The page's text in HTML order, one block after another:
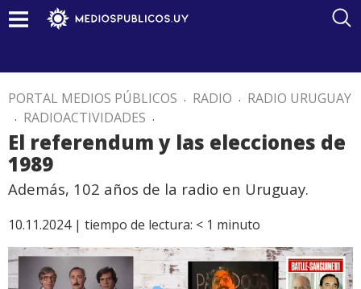
PORTAL MEDIOS PÚBLICOS . RADIO . RADIO URUGUAY
. RADIOACTIVIDADES .
El referendum y las elecciones de
1989
Además, 102 años de la radio en Uruguay.
10.11.2024 | tiempo de lectura: < 1 minuto